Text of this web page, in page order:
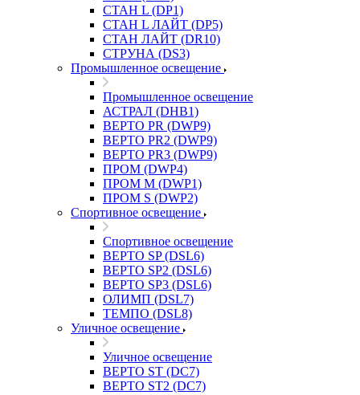
СТАН L (DP1)
СТАН L ЛАЙТ (DP5)
СТАН ЛАЙТ (DR10)
СТРУНА (DS3)
Промышленное освещение
Промышленное освещение
АСТРАЛ (DHB1)
ВЕРТО PR (DWP9)
ВЕРТО PR2 (DWP9)
ВЕРТО PR3 (DWP9)
ПРОМ (DWP4)
ПРОМ M (DWP1)
ПРОМ S (DWP2)
Спортивное освещение
Спортивное освещение
ВЕРТО SP (DSL6)
ВЕРТО SP2 (DSL6)
ВЕРТО SP3 (DSL6)
ОЛИМП (DSL7)
ТЕМПО (DSL8)
Уличное освещение
Уличное освещение
ВЕРТО ST (DC7)
ВЕРТО ST2 (DC7)